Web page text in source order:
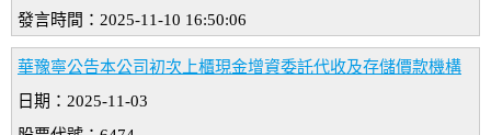
發言時間：2025-11-10 16:50:06
華豫寧公告本公司初次上櫃現金增資委託代收及存儲價款機構
日期：2025-11-03